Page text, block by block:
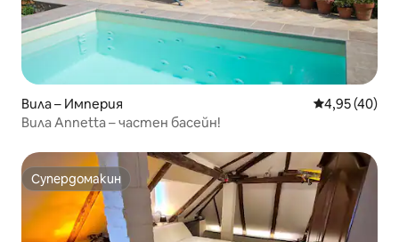
Вила – Империя Средна
4,95 (40)
Вила Annetta – частен басейн!
Супердомакин
Супердомакин